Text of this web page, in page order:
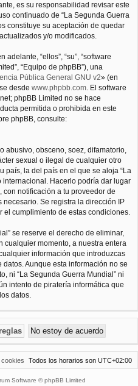
es su responsabilidad revisar este
continuado de “La Segunda Guerra
constituye su aceptación de quedar
y/o modificados.
“ellos”, “su”, “software
“Equipo de phpBB”), una
Pública General GNU v2» (en
desde www.phpbb.com. El software
phpBB Limited no se hace
permitida o prohibida en este
phpBB, consulte:
abusivo, obsceno, soez, difamatorio,
sexual o ilegal de cualquier otro
país, la del país en el que se aloja “La
internacional. Hacerlo podría dar lugar
notificación a tu proveedor de
Se registra la dirección IP
cumplimiento de estas condiciones.
se reserve el derecho de eliminar,
cualquier momento, a nuestra entera
información que introduzcas
Aunque esta información no se
ni “La Segunda Guerra Mundial” ni
intento de piratería informática que
datos.
Todos los horarios son UTC+02:00
Software © phpBB Limited